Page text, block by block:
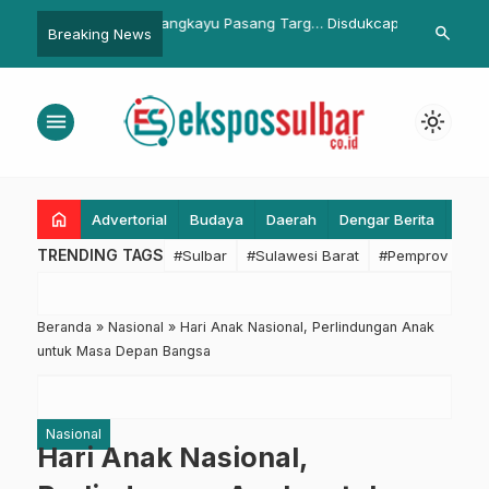
Breaking News
Disdukcapil Mamuju Genjot
Bapperida
Jadi Pusat
search
menu light_mode
home Advertorial Budaya Daerah Dengar Berita
TRENDING TAGS #Sulbar #Sulawesi Barat #Pemprov
Beranda » Nasional » Hari Anak Nasional, Perlindungan Anak
untuk Masa Depan Bangsa
Nasional
Hari Anak Nasional,